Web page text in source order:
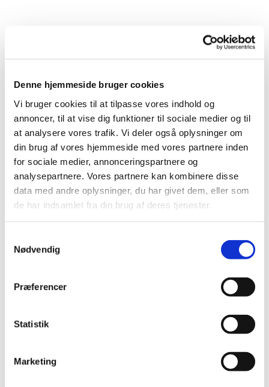
Denne hjemmeside bruger cookies
Vi bruger cookies til at tilpasse vores indhold og
annoncer, til at vise dig funktioner til sociale medier og til
at analysere vores trafik. Vi deler også oplysninger om
din brug af vores hjemmeside med vores partnere inden
for sociale medier, annonceringspartnere og
analysepartnere. Vores partnere kan kombinere disse
data med andre oplysninger, du har givet dem, eller som
de har indsamlet fra din brug af deres tjenester.
Nødvendig
Præferencer
Statistik
Marketing
Mindelund for urner (MLB)
Urnebegravelse i plæne. Der er plads til 2 urner i
hvert gravsted.
Der er placeret en liggesten for hvert gravsted.
Udov
er blomster i den medfølgende vase (der kan dog